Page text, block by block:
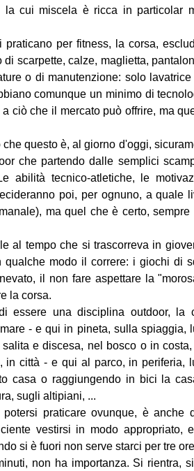
la cui miscela è ricca in particolar
per fitness, la corsa,
scarpette, calze, maglietta,
o di manutenzione: solo lavatrice
comunque un minimo di
ciò che il mercato può offrire, ma
questo è, al giorno d'oggi,
che partendo dalle semplici
abilità tecnico-atletiche, le
poi, per ognuno, a quale
ma quel che è certo, sempre
al tempo che si trascorreva in
modo il correre: i giochi di
il non fare aspettare la
la corsa.
essere una disciplina outdoor, la
- e qui in pineta, sulla spiaggia,
e discesa, nel bosco o in
in città - e qui al parco, in periferia,
casa o raggiungendo in bici la
sugli altipiani, ...
praticare ovunque, è anche
vestirsi in modo appropriato,
si è fuori non serve starci per tre
non ha importanza. Si rientra,